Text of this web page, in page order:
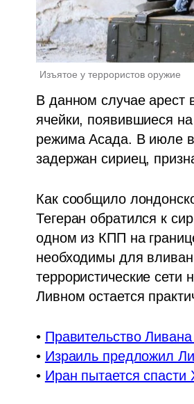
Изъятое у террористов оружие
В данном случае арест
ячейки, появившиеся
режима Асада. В июле в
задержан сириец,
Как сообщило
Тегеран обратился к
одном из КПП на
необходимы для
террористические
Ливном остается
• Правительство
• Израиль предложил
• Иран пытается